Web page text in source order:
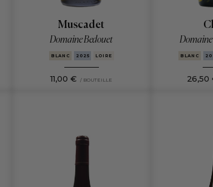
Muscadet
Domaine Bedouet
BLANC 2025 LOIRE
11,00 € / BOUTEILLE
BLANC
26,50